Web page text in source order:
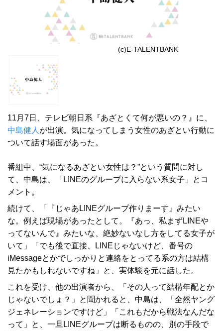
(c)E-TALENTBANK
11月7日、テレビ朝日系『あざとくて何が悪いの？』に、
中島健人 が出演。気になってしまう女性のあざとい行動に
ついて話す場面があった。
番組中、“気になるあざとい女性は？”という質問に対し
て、中島は、「LINEのグループに入らない系女子」とコ
メント。
続けて、「『じゃあLINEグループ作りまーす』みたい
な。例えば現場があったとして。『あっ、私まずLINEや
ってないんで』みたいな、絶妙ないなし方をしてる女子が
いて」「でも後で直接、LINEじゃないけど、番号の
iMessageとかでしっかりと連絡をとってる系の方は結構
見たかもしれないですね」と、実体験を元に話した。
これを受け、他の出演者から、「その人って結構年配とか
じゃないでしょ？」と聞かれると、中島は、「全然ヤング
ジェネレーションですけど」「これもだから戦法なんだな
って」と、一旦LINEグループは断るものの、別の手段で